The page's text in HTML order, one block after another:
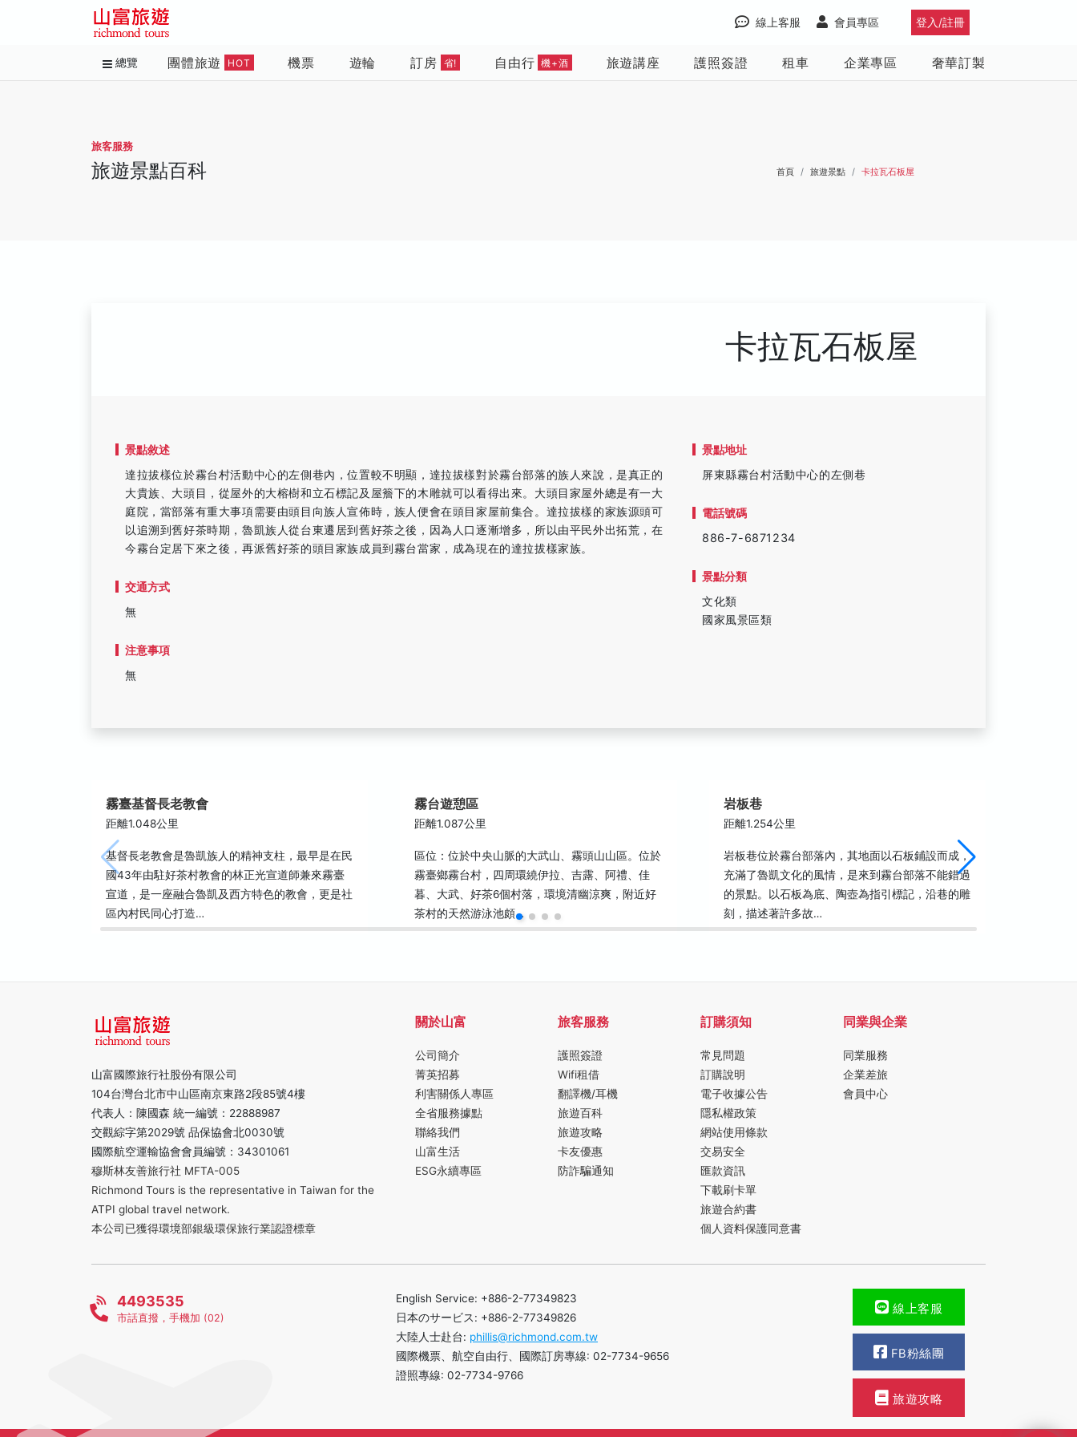
登入/註冊
會員專區
線上客服
總覽 團體旅遊 HOT 機票 遊輪 訂房 省! 自由行 機+酒 旅遊講座 護照簽證 租車 企業專區 奢華訂製
旅客服務
旅遊景點百科 首頁 旅遊景點 卡拉瓦石板屋
卡拉瓦石板屋
景點敘述
達拉拔樣位於霧台村活動中心的左側巷內，位置較不明顯，達拉拔樣對於霧台部落的族人來說，是真正的
大貴族、大頭目，從屋外的大榕樹和立石標記及屋簷下的木雕就可以看得出來。大頭目家屋外總是有一大
庭院，當部落有重大事項需要由頭目向族人宣佈時，族人便會在頭目家屋前集合。達拉拔樣的家族源頭可
以追溯到舊好茶時期，魯凱族人從台東遷居到舊好茶之後，因為人口逐漸增多，所以由平民外出拓荒，在
今霧台定居下來之後，再派舊好茶的頭目家族成員到霧台當家，成為現在的達拉拔樣家族。
交通方式
無
注意事項
無
景點地址
屏東縣霧台村活動中心的左側巷
電話號碼
886-7-6871234
景點分類
文化類
國家風景區類
霧臺基督長老教會
距離1.048公里
基督長老教會是魯凱族人的精神支柱，最早是在民
國43年由駐好茶村教會的林正光宣道師兼來霧臺
宣道，是一座融合魯凱及西方特色的教會，更是社
區內村民同心打造…
霧台遊憩區
距離1.087公里
區位：位於中央山脈的大武山、霧頭山山區。位於
霧臺鄉霧台村，四周環繞伊拉、吉露、阿禮、佳
暮、大武、好茶6個村落，環境清幽涼爽，附近好
茶村的天然游泳池頗…
岩板巷
距離1.254公里
岩板巷位於霧台部落內，其地面以石板鋪設而成，
充滿了魯凱文化的風情，是來到霧台部落不能錯過
的景點。以石板為底、陶壺為指引標記，沿巷的雕
刻，描述著許多故…
山富國際旅行社股份有限公司
104台灣台北市中山區南京東路2段85號4樓
代表人：陳國森 統一編號：22888987
交觀綜字第2029號 品保協會北0030號
國際航空運輸協會會員編號：34301061
穆斯林友善旅行社 MFTA-005
Richmond Tours is the representative in Taiwan for the
ATPI global travel network.
本公司已獲得環境部銀級環保旅行業認證標章
關於山富
公司簡介
菁英招募
利害關係人專區
全省服務據點
聯絡我們
山富生活
ESG永續專區
旅客服務
護照簽證
Wifi租借
翻譯機/耳機
旅遊百科
旅遊攻略
卡友優惠
防詐騙通知
訂購須知
常見問題
訂購說明
電子收據公告
隱私權政策
網站使用條款
交易安全
匯款資訊
下載刷卡單
旅遊合約書
個人資料保護同意書
同業與企業
同業服務
企業差旅
會員中心
4493535
市話直撥，手機加 (02)
English Service: +886-2-77349823
日本のサービス: +886-2-77349826
大陸人士赴台: phillis@richmond.com.tw
國際機票、航空自由行、國際訂房專線: 02-7734-9656
證照專線: 02-7734-9766
線上客服
FB粉絲團
旅遊攻略